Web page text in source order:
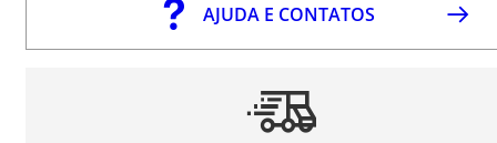
AJUDA E CONTATOS